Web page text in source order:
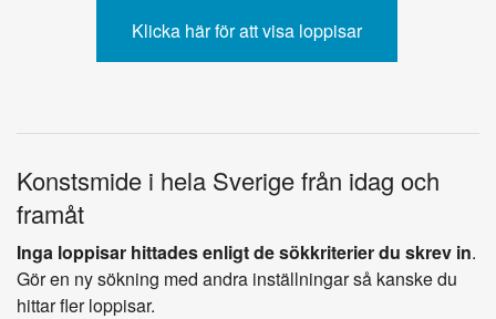
Konstsmide i hela Sverige från idag och
framåt
Inga loppisar hittades enligt de sökkriterier du skrev in.
Gör en ny sökning med andra inställningar så kanske du
hittar fler loppisar.